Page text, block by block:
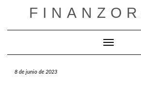
Cambiar
8 de junio de 2023